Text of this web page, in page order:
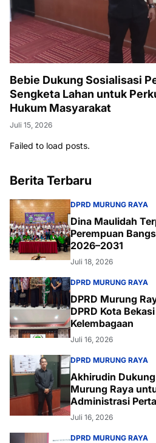
Bebie Dukung Sosialisasi
Sengketa Lahan untuk
Hukum Masyarakat
Juli 15, 2026
Failed to load posts.
Berita Terbaru
DPRD MURUNG RAYA
Dina Maulidah
Perempuan
2026–2031
Juli 18, 2026
DPRD MURUNG RAYA
DPRD Murung
DPRD Kota
Kelembagaan
Juli 16, 2026
DPRD MURUNG RAYA
Akhirudin Dukung
Murung Raya
Administrasi
Juli 16, 2026
DPRD MURUNG RAYA